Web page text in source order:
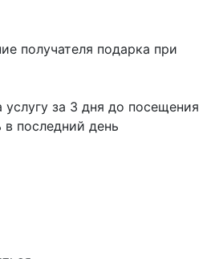
получателя подарка при
за 3 дня до посещения
последний день